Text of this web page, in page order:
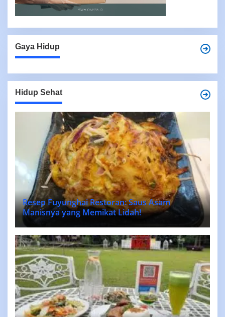
Gaya Hidup
Hidup Sehat
Resep Fuyunghai Restoran: Saus Asam
Manisnya yang Memikat Lidah!